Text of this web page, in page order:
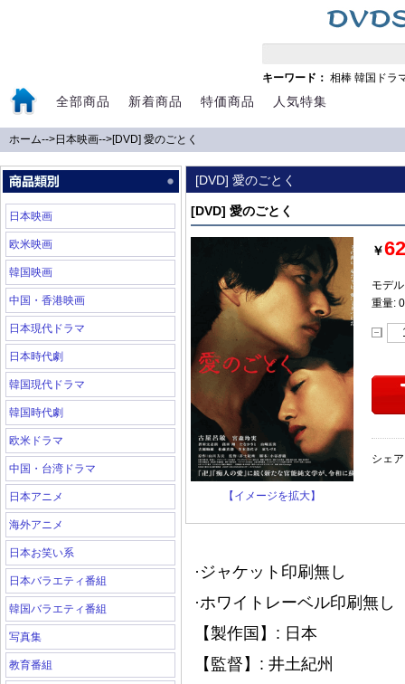
キーワード： 相棒 韓国ドラ
全部商品 新着商品 特価商品 人気特集
ホーム-->日本映画-->[DVD] 愛のごとく
日本映画
欧米映画
韓国映画
中国・香港映画
日本現代ドラマ
日本時代劇
韓国現代ドラマ
韓国時代劇
欧米ドラマ
中国・台湾ドラマ
日本アニメ
海外アニメ
日本お笑い系
日本バラエティ番組
韓国バラエティ番組
写真集
教育番組
[DVD] 愛のごとく
[DVD] 愛のごとく
【イメージを拡大】
￥
モデ
重量:
シェ
·ジャケット印刷無し
·ホワイトレーベル印刷無
【製作国】: 日本
【監督】: 井土紀州